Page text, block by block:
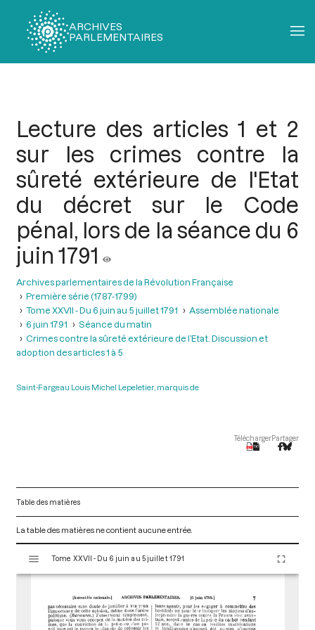
ARCHIVES
PARLEMENTAIRES
Lecture des articles 1 et 2
sur les crimes contre la
sûreté extérieure de l'Etat
du décret sur le Code
pénal, lors de la séance du 6
juin 1791
Archives parlementaires de la Révolution Française
Première série (1787-1799)
Tome XXVII - Du 6 juin au 5 juillet 1791
Assemblée nationale
6 juin 1791
Séance du matin
Crimes contre la sûreté extérieure de l’Etat. Discussion et
adoption des articles 1 à 5
Saint-Fargeau Louis Michel Lepeletier, marquis de
TéléchargerPartager
Table des matières
La table des matières ne contient aucune entrée.
s
Tome XXVII - Du 6 juin au 5 juillet 1791